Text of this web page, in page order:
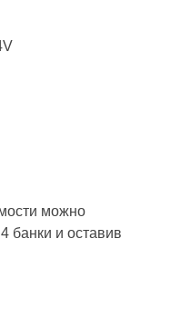
можно
банки и оставив